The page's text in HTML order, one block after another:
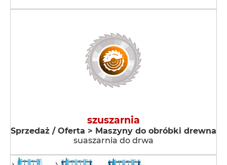
szuszarnia
Sprzedaż / Oferta > Maszyny do obróbki drewna
suaszarnia do drwa